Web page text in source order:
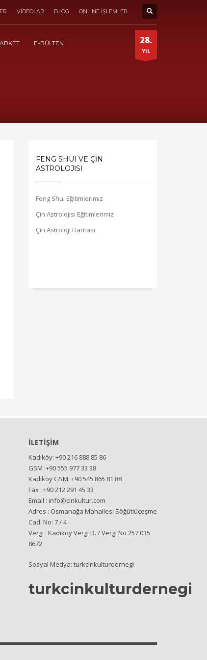
VİDEOLAR BLOG ONLINE İŞLEMLER
E-BÜLTEN 28.
YIL
FENG SHUI VE ÇİN
ASTROLOJİSİ
Feng Shui Eğitimlerimiz
Çin Astrolojisi Eğitimlerimiz
Çin Astroloji Haritası
İLETİŞİM
Kadıköy: +90 216 888 85 86
GSM :+90 555 977 33 38
Kadıköy GSM: +90 545 865 81 88
Fax : +90 212 291 45 33
Email : info@cinkultur.com
Adres : Osmanağa Mahallesi Söğütlüçeşme
Cad. No: 7 / 4
Vergi : Kadıköy Vergi D. / Vergi No 257 035
8672
Sosyal Medya: turkcinkulturdernegi
turkcinkulturdernegi